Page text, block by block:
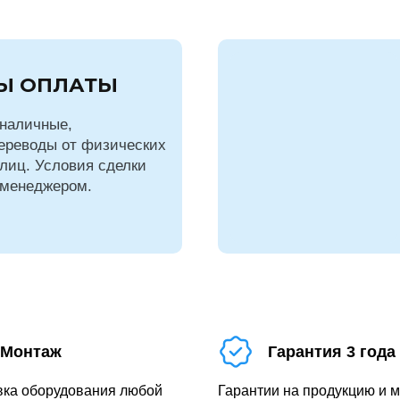
от физических
Условия сделки
ОПЛАТЫ
Монтаж
оборудования любой
Гарантия 3 года
Гарантии на продукцию и